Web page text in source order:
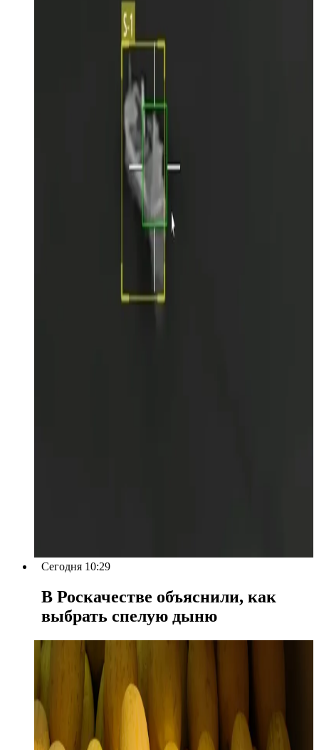
Сегодня 10:29
В Роскачестве объяснили, как
выбрать спелую дыню